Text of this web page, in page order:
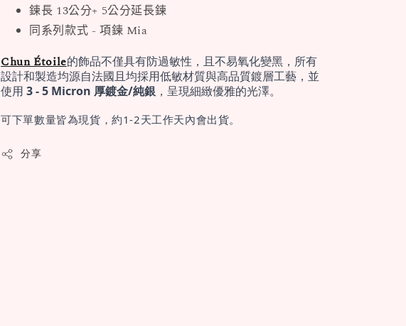
鍊長 13公分+ 5公分延長鍊
同系列款式 - 項鍊 Mia
Chun Étoile的飾品不僅具有防過敏性，且不易氧化變黑，所有
設計和製造均源自法國且均採用低敏材質與高品質鍍層工藝，並
使用 3 - 5 Micron 厚鍍金/純銀，呈現細緻優雅的光澤。
可下單數量皆為現貨，約1-2天工作天內會出貨。
分享